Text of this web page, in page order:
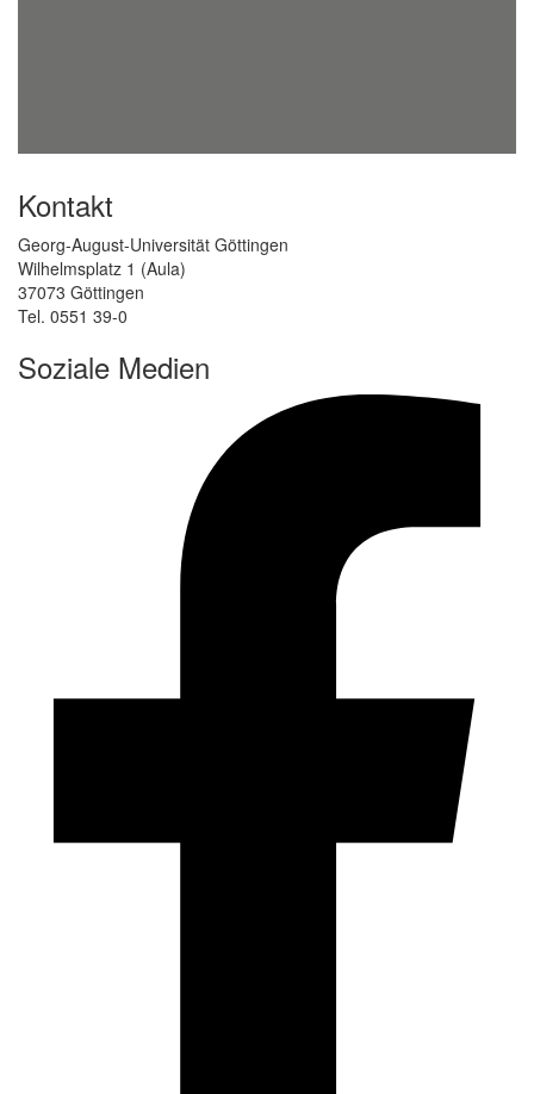
Kontakt
Georg-August-Universität Göttingen
Wilhelmsplatz 1 (Aula)
37073 Göttingen
Tel. 0551 39-0
Soziale Medien